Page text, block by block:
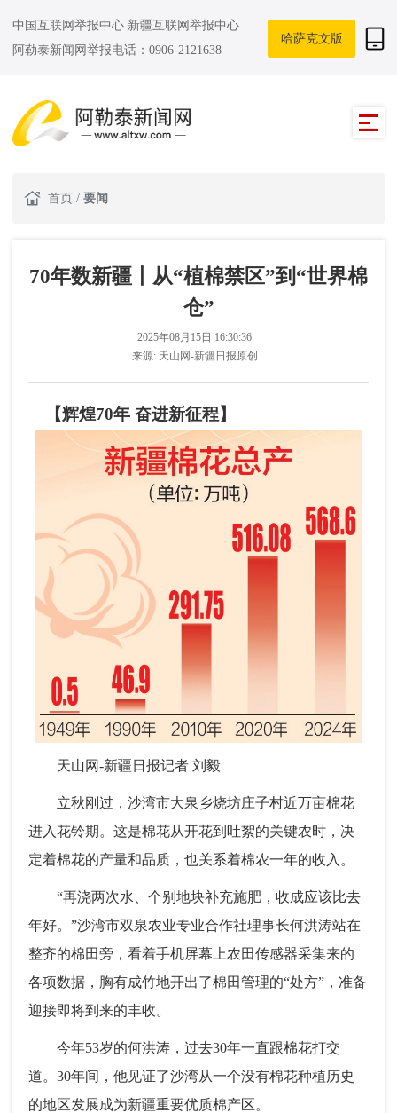
中国互联网举报中心 新疆互联网举报中心
阿勒泰新闻网举报电话：0906-2121638
哈萨克文版
首页 / 要闻
70年数新疆丨从“植棉禁区”到“世界棉
仓”
2025年08月15日 16:30:36
来源: 天山网-新疆日报原创
【辉煌70年 奋进新征程】
天山网-新疆日报记者 刘毅
立秋刚过，沙湾市大泉乡烧坊庄子村近万亩棉花
进入花铃期。这是棉花从开花到吐絮的关键农时，决
定着棉花的产量和品质，也关系着棉农一年的收入。
“再浇两次水、个别地块补充施肥，收成应该比去
年好。”沙湾市双泉农业专业合作社理事长何洪涛站在
整齐的棉田旁，看着手机屏幕上农田传感器采集来的
各项数据，胸有成竹地开出了棉田管理的“处方”，准备
迎接即将到来的丰收。
今年53岁的何洪涛，过去30年一直跟棉花打交
道。30年间，他见证了沙湾从一个没有棉花种植历史
的地区发展成为新疆重要优质棉产区。